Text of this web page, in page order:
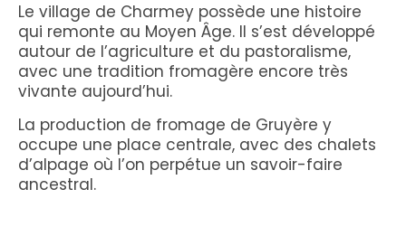
Le village de Charmey possède une histoire
qui remonte au Moyen Âge. Il s’est développé
autour de l’agriculture et du pastoralisme,
avec une tradition fromagère encore très
vivante aujourd’hui.
La production de fromage de Gruyère y
occupe une place centrale, avec des chalets
d’alpage où l’on perpétue un savoir-faire
ancestral.